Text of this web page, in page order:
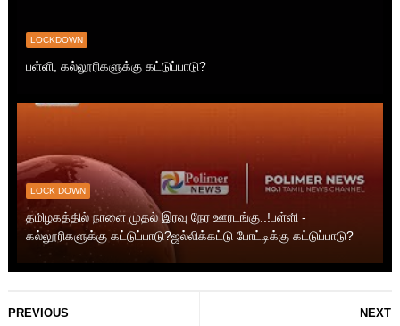
LOCKDOWN
பள்ளி, கல்லூரிகளுக்கு கட்டுப்பாடு?
LOCK DOWN
தமிழகத்தில் நாளை முதல் இரவு நேர ஊரடங்கு..!பள்ளி -
கல்லூரிகளுக்கு கட்டுப்பாடு?ஜல்லிக்கட்டு போட்டிக்கு கட்டுப்பாடு?
NEXT
PREVIOUS